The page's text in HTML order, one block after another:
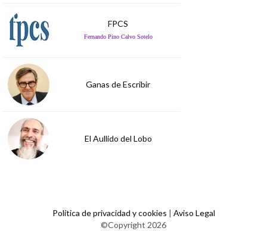
FPCS
Fernando Pino Calvo Sotelo
Ganas de Escribir
El Aullido del Lobo
Política de privacidad y cookies | Aviso Legal
©Copyright 2026